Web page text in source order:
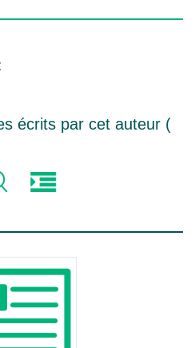
écrits par cet auteur (